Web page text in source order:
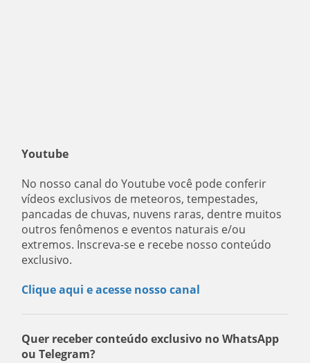
Youtube
No nosso canal do Youtube você pode conferir
vídeos exclusivos de meteoros, tempestades,
pancadas de chuvas, nuvens raras, dentre muitos
outros fenômenos e eventos naturais e/ou
extremos. Inscreva-se e recebe nosso conteúdo
exclusivo.
Clique aqui e acesse nosso canal
Quer receber conteúdo exclusivo no WhatsApp
ou Telegram?